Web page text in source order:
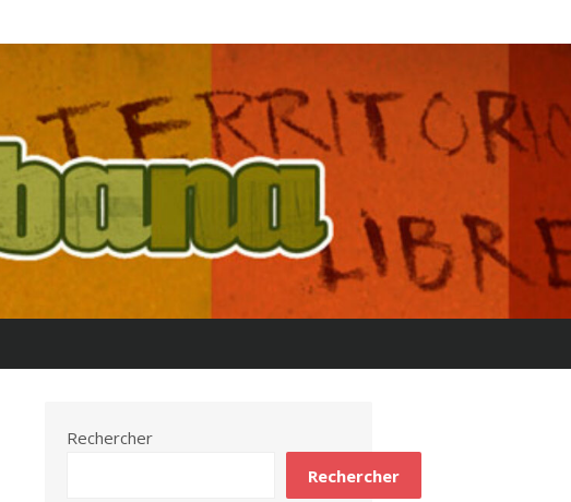
Rechercher
Rechercher